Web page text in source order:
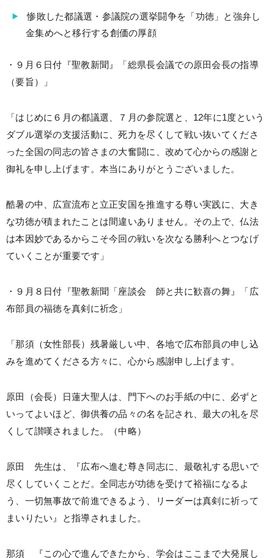
惨敗した都議選・参議院の選挙闘争を「功徳」と強弁し
金集めへと移行する創価の厚顔
・９月６日付『聖教新聞』「総県長会議での原田会長の指導
（要旨）」
「はじめに６月の都議選、７月の参院選と、12年に1度という
ダブル選挙の支援活動に、死力を尽くして戦い抜いてくださ
った全国の同志の皆さまの大奮闘に、改めて心からの感謝と
御礼を申し上げます。本当にありがとうございました。
酷暑の中、広宣流布と立正安国を推進する尊い実践に、大き
な功徳が積まれたことは間違いありません。その上で、仏法
は本因妙であるからこそ今回の戦いを次なる勝利へとつなげ
ていくことが重要です」
・９月８日付『聖教新聞「座談会 師と共に歓喜の舞』「広
布部員の福徳を真剣に祈念」
「那須（女性部長）残暑厳しい中、各地で広布部員の申し込
みを進めてくださる方々に、心から感謝申し上げます。
原田（会長）日蓮大聖人は、門下へのお手紙の中に、必ずと
いってよいほど、御供養の品々の名を記され、最大の礼を尽
くして讃嘆されました。（中略）
原田 先生は、『広布へ進む尊き同志に、最敬礼する思いで
尽くしていくことだ。全同志が功徳を受けて裕福になるよ
う、一切無事故で前進できるよう、リーダーは真剣に祈って
まいりたい』と指導されました。
那須 『この心で進んできたから、学会はここまで大発展し